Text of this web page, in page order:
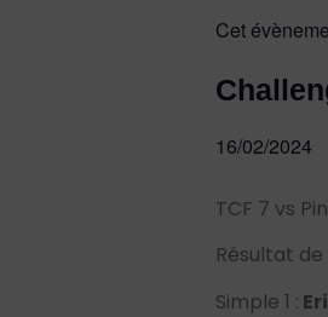
Cet
16/02/2024
TCF 7 vs
Résultat
Simple 1 :